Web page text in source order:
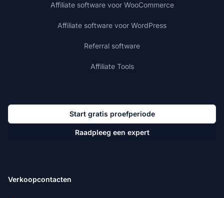
Affiliate software voor WooCommerce
Affiliate software voor WordPress
Referral software
Affiliate Tools
Start gratis proefperiode
Raadpleeg een expert
Verkoopcontacten